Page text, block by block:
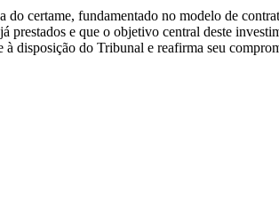
do certame, fundamentado no modelo de
prestados e que o objetivo central deste
disposição do Tribunal e reafirma seu